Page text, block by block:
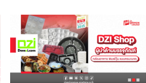
ขาย สำหรับการขายหน้าร้าน การผลิต
สินค้า และการบริการโดยรวม ข้อมูลการ
ลงทุน งบลงทุนที่ใช้ : 280,500 บาท (รูป
แบบ A) ขนาดพื้นที่จำเป็น […]
สบายใจหายห่วง Goods Taste แฟรน
ไชส์ไส้กรอกอีสาน ได้ไส้กรอกอีสานไปขาย
ถึง 8 รสชาติทั้งไส้ข้าว ลาบ พริกแกง
กะเพรา ต้นตำรับ วุ้นเส้น ไส้อั่ว และรส
เปรี้ยว จุดเด่นอยู่ที่ความสดใหม่ของตัว
ไส้กรอก เพราะเขาทำแบบวันต่อวันสไตล์